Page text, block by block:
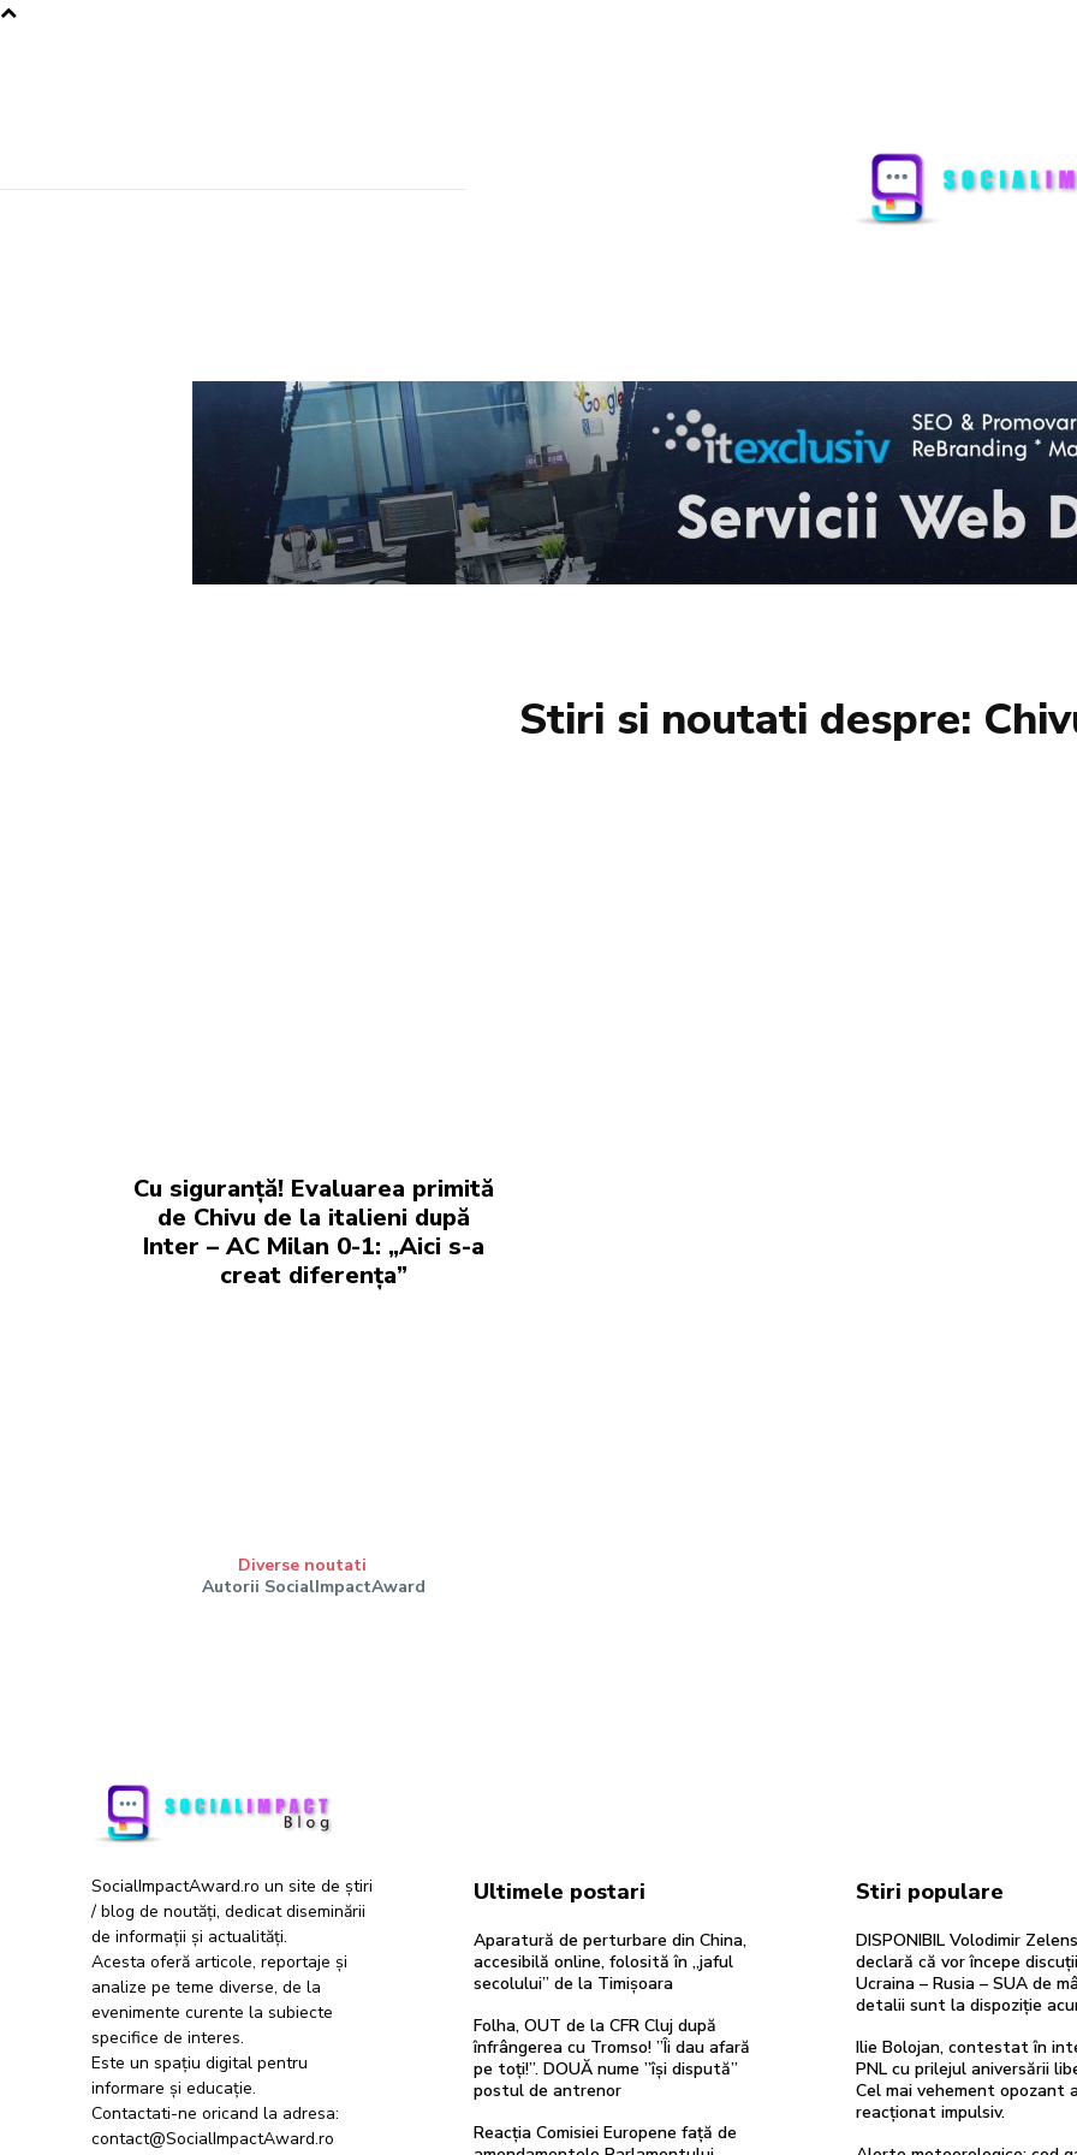
Stiri si noutati despre:
Cu siguranță! Evaluarea primită
de Chivu de la italieni după
Inter – AC Milan 0-1: „Aici s-a
creat diferența”
Diverse noutati
Autorii SocialImpactAward
SocialImpactAward.ro un site de știri
/ blog de noutăți, dedicat diseminării
de informații și actualități.
Acesta oferă articole, reportaje și
analize pe teme diverse, de la
evenimente curente la subiecte
specifice de interes.
Este un spațiu digital pentru
informare și educație.
Contactati-ne oricand la adresa:
contact@SocialImpactAward.ro
Ultimele postari
Aparatură de perturbare din China,
accesibilă online, folosită în „jaful
secolului” de la Timișoara
Folha, OUT de la CFR Cluj după
înfrângerea cu Tromso! ”Îi dau afară
pe toți!”. DOUĂ nume ”își dispută”
postul de antrenor
Reacția Comisiei Europene față de
Stiri populare
DISPONIBIL Volodimir
declară că vor începe
Ucraina – Rusia – SUA de
detalii sunt la dispoziție
Ilie Bolojan, contestat în
PNL cu prilejul aniversării
Cel mai vehement opozant
reacționat impulsiv.